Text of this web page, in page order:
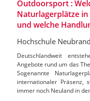
Outdoorsport :
Naturlagerplätze
und welche
Hochschule
Deutschlandweit
Angebote rund um das
Sogenannte
internationaler Präsenz,
immer noch Neuland in